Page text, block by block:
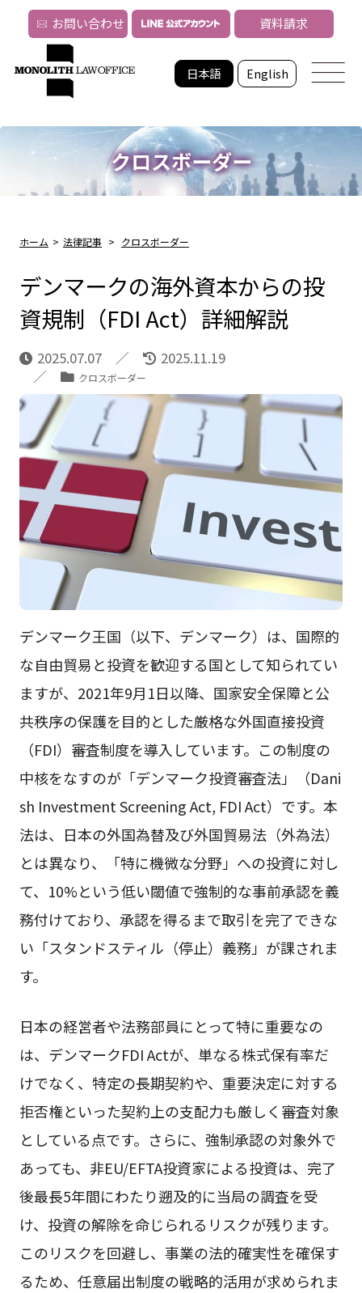
日本語 English
お問い合わせ 資料請求
クロスボーダー
ホーム > 法律記事 > クロスボーダー
デンマークの海外資本からの投
資規制（FDI Act）詳細解説
2025.07.07 2025.11.19
クロスボーダー
デンマーク王国（以下、デンマーク）は、国際的
な自由貿易と投資を歓迎する国として知られてい
ますが、2021年9月1日以降、国家安全保障と公
共秩序の保護を目的とした厳格な外国直接投資
（FDI）審査制度を導入しています。この制度の
中核をなすのが「デンマーク投資審査法」（Dani
sh Investment Screening Act, FDI Act）です。本
法は、日本の外国為替及び外国貿易法（外為法）
とは異なり、「特に機微な分野」への投資に対し
て、10%という低い閾値で強制的な事前承認を義
務付けており、承認を得るまで取引を完了できな
い「スタンドスティル（停止）義務」が課されま
す。
日本の経営者や法務部員にとって特に重要なの
は、デンマークFDI Actが、単なる株式保有率だ
けでなく、特定の長期契約や、重要決定に対する
拒否権といった契約上の支配力も厳しく審査対象
としている点です。さらに、強制承認の対象外で
あっても、非EU/EFTA投資家による投資は、完了
後最長5年間にわたり遡及的に当局の調査を受
け、投資の解除を命じられるリスクが残ります。
このリスクを回避し、事業の法的確実性を確保す
るため、任意届出制度の戦略的活用が求められま